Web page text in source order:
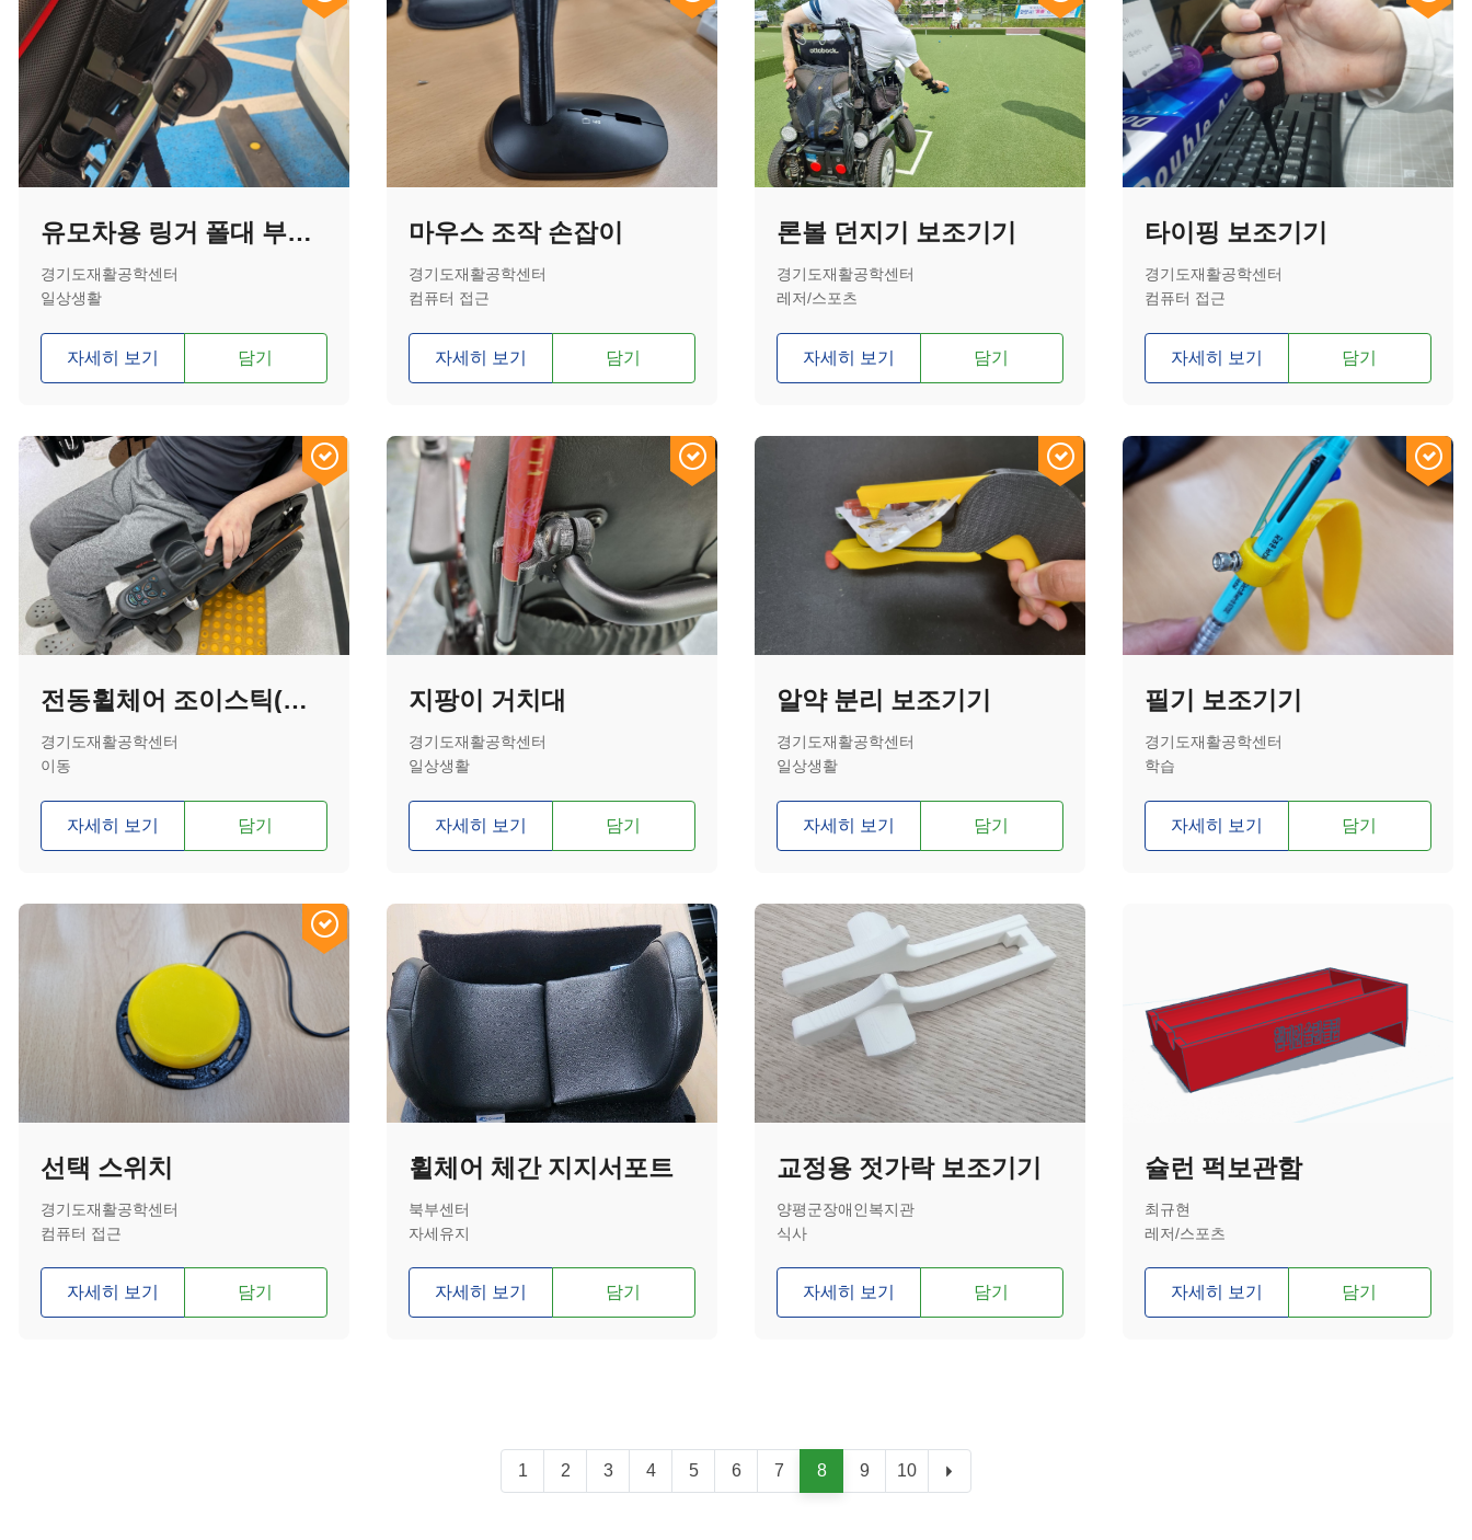
유모차용 링거 폴대 부착대
경기도재활공학센터
일상생활
자세히 보기 담기
마우스 조작 손잡이
경기도재활공학센터
컴퓨터 접근
자세히 보기 담기
론볼 던지기 보조기기
경기도재활공학센터
레저/스포츠
자세히 보기 담기
타이핑 보조기기
경기도재활공학센터
컴퓨터 접근
자세히 보기 담기
전동휠체어 조이스틱(볼형과 U자형 결합한 형태)
경기도재활공학센터
이동
자세히 보기 담기
지팡이 거치대
경기도재활공학센터
일상생활
자세히 보기 담기
알약 분리 보조기기
경기도재활공학센터
일상생활
자세히 보기 담기
필기 보조기기
경기도재활공학센터
학습
자세히 보기 담기
선택 스위치
경기도재활공학센터
컴퓨터 접근
자세히 보기 담기
휠체어 체간 지지서포트
북부센터
자세유지
자세히 보기 담기
교정용 젓가락 보조기기
양평군장애인복지관
식사
자세히 보기 담기
슐런 퍽보관함
최규현
레저/스포츠
자세히 보기 담기
1 2 3 4 5 6 7 8 9 10